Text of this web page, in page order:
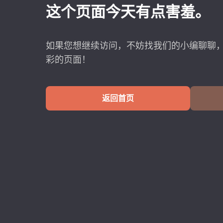
这个页面今天有点害羞。
如果您想继续访问，不妨找我们的小编聊聊
彩的页面！
返回首页